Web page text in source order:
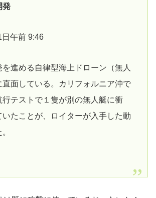
発
午前 9:46
進める自律型海上ドローン（無人
直面している。カリフォルニア沖で
行テストで１隻が別の無人艇に衝
いたことが、ロイターが入手した動